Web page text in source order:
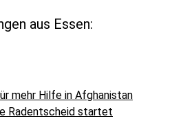
aus Essen:
mehr Hilfe in Afghanistan
Radentscheid startet